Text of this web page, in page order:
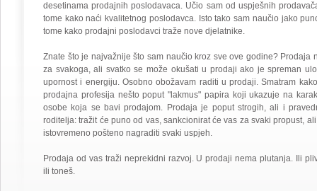
desetinama prodajnih poslodavaca. Učio sam od uspješnih
tome kako naći kvalitetnog poslodavca. Isto tako sam naučio jako
tome kako prodajni poslodavci traže nove djelatnike.
Znate što je najvažnije što sam naučio kroz sve ove godine? Prodaja
za svakoga, ali svatko se može okušati u prodaji ako je spreman
upornost i energiju. Osobno obožavam raditi u prodaji. Smatram
prodajna profesija nešto poput "lakmus" papira koji ukazuje na
osobe koja se bavi prodajom. Prodaja je poput strogih, ali i
roditelja: tražit će puno od vas, sankcionirat će vas za svaki propust,
istovremeno pošteno nagraditi svaki uspjeh.
Prodaja od vas traži neprekidni razvoj. U prodaji nema plutanja. Ili
ili toneš.